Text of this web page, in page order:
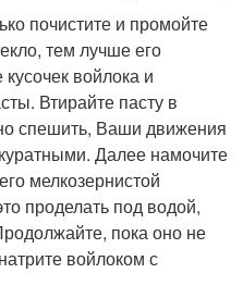
почистите и промойте
тем лучше его
войлока и
Втирайте пасту в
спешить, Ваши движения
Далее намочите
мелкозернистой
проделать под водой,
пока оно не
войлоком с